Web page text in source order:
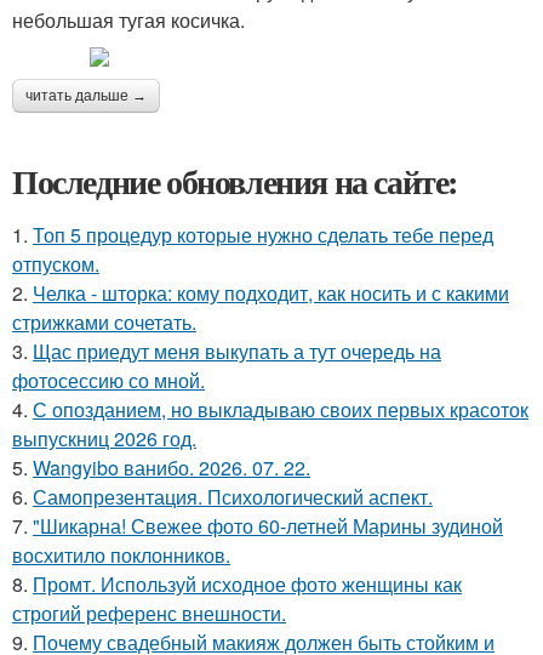
небольшая тугая косичка.
читать дальше →
Последние обновления на сайте:
1. Топ 5 процедур которые нужно сделать тебе перед
отпуском.
2. Челка - шторка: кому подходит, как носить и с какими
стрижками сочетать.
3. Щас приедут меня выкупать а тут очередь на
фотосессию со мной.
4. С опозданием, но выкладываю своих первых красоток
выпускниц 2026 год.
5. Wangyibo ванибо. 2026. 07. 22.
6. Самопрезентация. Психологический аспект.
7. "Шикарна! Свежее фото 60-летней Марины зудиной
восхитило поклонников.
8. Промт. Используй исходное фото женщины как
строгий референс внешности.
9. Почему свадебный макияж должен быть стойким и